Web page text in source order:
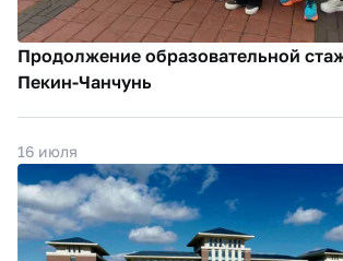
Продолжение образовательной
Пекин-Чанчунь
16 июля